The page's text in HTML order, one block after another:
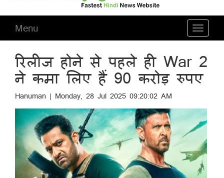
Toggle
Menu
रिलीज होने से पहले ही War 2
ने कमा लिए हैं 90 करोड़ रुपए
Hanuman | Monday, 28 Jul 2025 09:20:02 AM